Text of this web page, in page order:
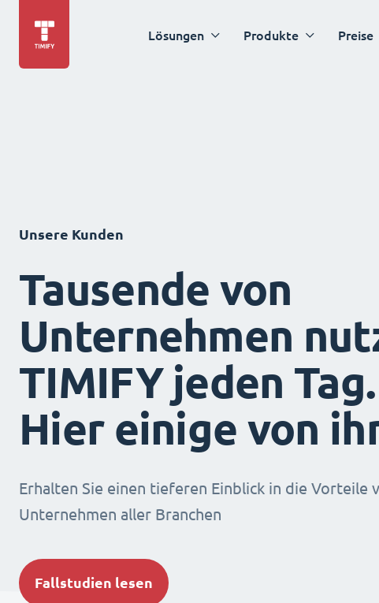
Lösungen Produkte Preise
Unsere Kunden
Tausende von
Unternehmen
TIMIFY jeden Tag.
Hier einige von
Erhalten Sie einen tieferen Einblick in die Vorteile
Unternehmen aller Branchen
Fallstudien lesen